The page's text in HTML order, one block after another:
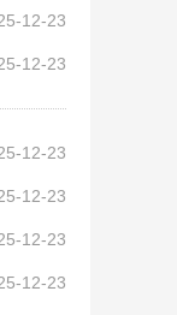
12-23
12-23
12-23
12-23
12-23
12-23